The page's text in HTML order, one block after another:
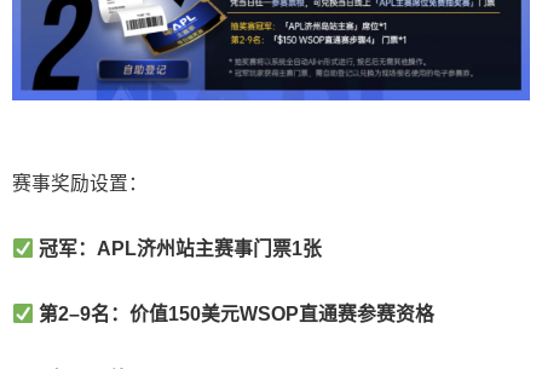
赛事奖励设置：
冠军：APL济州站主赛事门票1张
第2–9名：价值150美元WSOP直通赛参赛资格